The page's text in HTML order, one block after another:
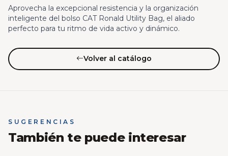
Aprovecha la excepcional resistencia y la organización
inteligente del bolso CAT Ronald Utility Bag, el aliado
perfecto para tu ritmo de vida activo y dinámico.
Volver al catálogo
SUGERENCIAS
También te puede interesar